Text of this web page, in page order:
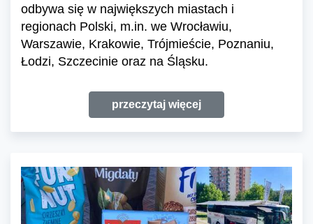
odbywa się w największych miastach i
regionach Polski, m.in. we Wrocławiu,
Warszawie, Krakowie, Trójmieście, Poznaniu,
Łodzi, Szczecinie oraz na Śląsku.
przeczytaj więcej